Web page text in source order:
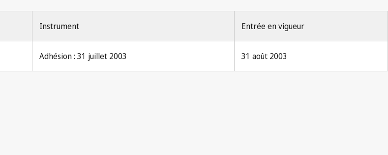
Instrument Entrée en vigueur
Adhésion : 31 juillet 2003 31 août 2003